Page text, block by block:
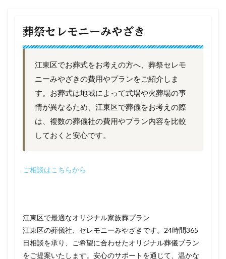
葬祭セレモニーみやざき
江東区でお葬式をお考えの方へ、葬祭セレモ
ニーみやざきの費用やプランをご紹介しま
す。お葬式は地域によって式場や火葬場の事
情が異なるため、江東区で葬儀をお考えの際
は、複数の葬儀社の費用やプラン内容を比較
しておくと安心です。
ご相談はこちらから
江東区で最適なオリジナル家族葬プラン
江東区の葬儀社、セレモニーみやざきです。24時間365
日相談を承り、ご希望に合わせたオリジナル葬儀プラン
をご提案いたします。安心のサポートを通じて、温かな